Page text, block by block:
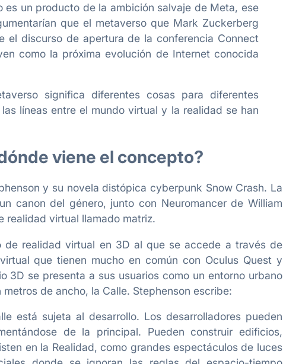
es un producto de la ambición salvaje de Meta, ese
que el metaverso que Mark Zuckerberg
el discurso de apertura de la conferencia Connect
como la próxima evolución de Internet conocida
significa diferentes cosas para diferentes
líneas entre el mundo virtual y la realidad se han
viene el concepto?
y su novela distópica cyberpunk Snow Crash. La
canon del género, junto con Neuromancer de William
realidad virtual llamado matriz.
de realidad virtual en 3D al que se accede a través de
que tienen mucho en común con Oculus Quest y
3D se presenta a sus usuarios como un entorno urbano
de ancho, la Calle. Stephenson escribe:
está sujeta al desarrollo. Los desarrolladores pueden
de la principal. Pueden construir edificios,
en la Realidad, como grandes espectáculos de luces